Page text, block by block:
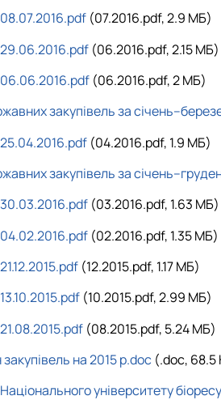
(07.2016.pdf, 2.9 MБ)
29.06.2016.pdf (06.2016.pdf, 2.15 MБ)
06.06.2016.pdf (06.2016.pdf, 2 MБ)
закупівель за
25.04.2016.pdf (04.2016.pdf, 1.9 MБ)
закупівель за
30.03.2016.pdf (03.2016.pdf, 1.63 MБ)
04.02.2016.pdf (02.2016.pdf, 1.35 MБ)
(12.2015.pdf, 1.17 MБ)
(10.2015.pdf, 2.99 MБ)
(08.2015.pdf, 5.24 MБ)
на 2015 р.doc (.doc, 68.5
університету